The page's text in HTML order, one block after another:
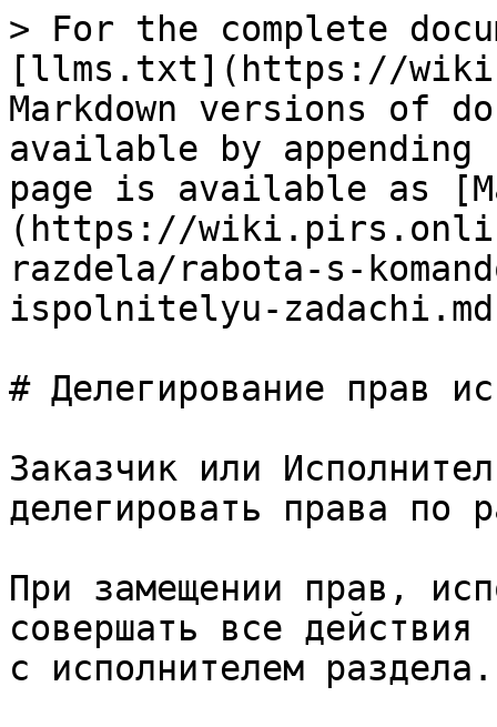
> For the complete
[llms.txt](https://
Markdown versions of
available by
page is available as
(https://
razdela/rabota-s-
ispolnitelyu-
# Делегирование прав
Заказчик или
делегировать права по
При замещении прав,
совершать все
с исполнителем раздела.